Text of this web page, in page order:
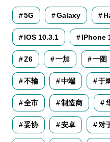
5G Galaxy
IOS 10.3.1 IPhone
Z6 一加 一图
不输 中端 于
全市 制造商
妥协 安卓 对